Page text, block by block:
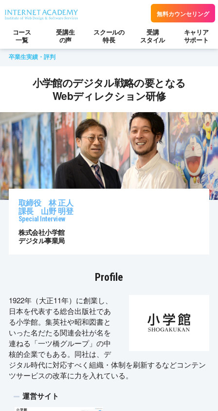
無料カウンセリング
コース
一覧
受講生
の声
スクールの
特長
受講
スタイル
キャリア
サポート
卒業生実績・評判
小学館のデジタル戦略の要となる
Webディレクション研修
取締役 林 正人
課長 山野 明登
Special Interview
株式会社小学館
デジタル事業局
Profile
1922年（大正11年）に創業し、
日本を代表する総合出版社であ
る小学館。集英社や昭和図書と
いった名だたる関連会社が名を
連ねる「一ツ橋グループ」の中
核的企業でもある。同社は、デ
ジタル時代に対応すべく組織・体制を刷新するなどコンテン
ツサービスの改革に力を入れている。
運営サイト